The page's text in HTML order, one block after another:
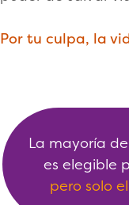
Por tu culpa, la
La mayoría
es elegible
pero solo